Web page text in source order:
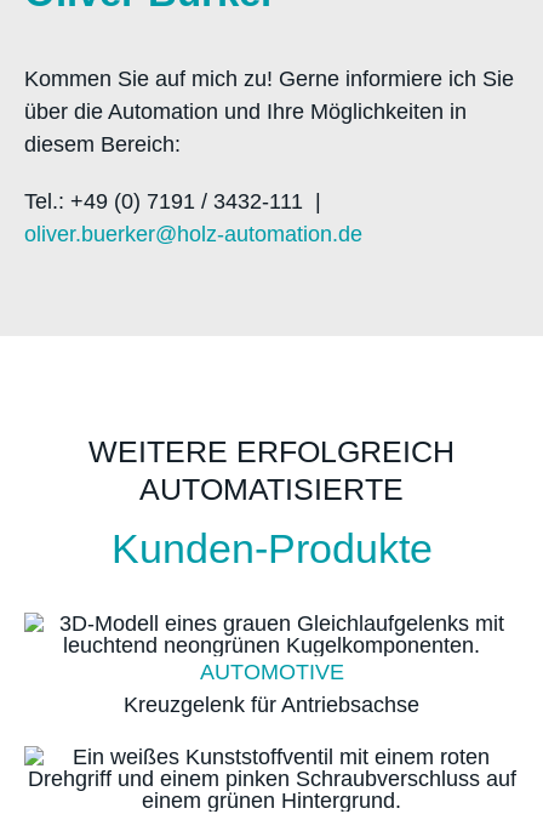
Kommen Sie auf mich zu! Gerne informiere ich Sie
über die Automation und Ihre Möglichkeiten in
diesem Bereich:
Tel.: +49 (0) 7191 / 3432-111 |
oliver.buerker@holz-automation.de
WEITERE ERFOLGREICH
AUTOMATISIERTE
Kunden-Produkte
AUTOMOTIVE
Kreuzgelenk für Antriebsachse